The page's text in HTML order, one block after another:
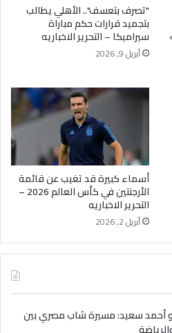
"تصرف بتعسف".. الأهلي يطالب
بتجميد قرارات حكم مباراة
سيراميكا – التحرير الاخباريه
أبريل 9, 2026
أسماء كبيرة قد تغيب عن قائمة
الأرجنتين في كأس العالم 2026 –
التحرير الاخباريه
أبريل 2, 2026
أحمد سعيد: مسيرة شاب مصري بين